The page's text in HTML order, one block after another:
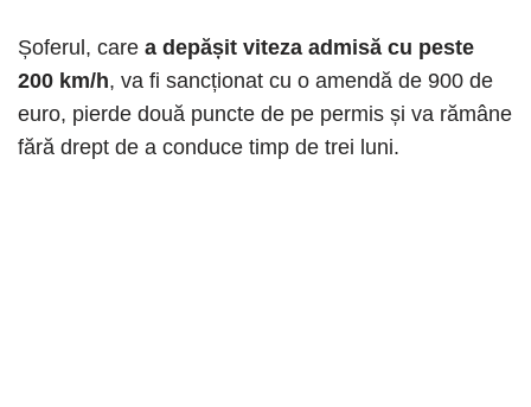
Șoferul, care a depășit viteza admisă cu peste
200 km/h, va fi sancționat cu o amendă de 900 de
euro, pierde două puncte de pe permis și va rămâne
fără drept de a conduce timp de trei luni.